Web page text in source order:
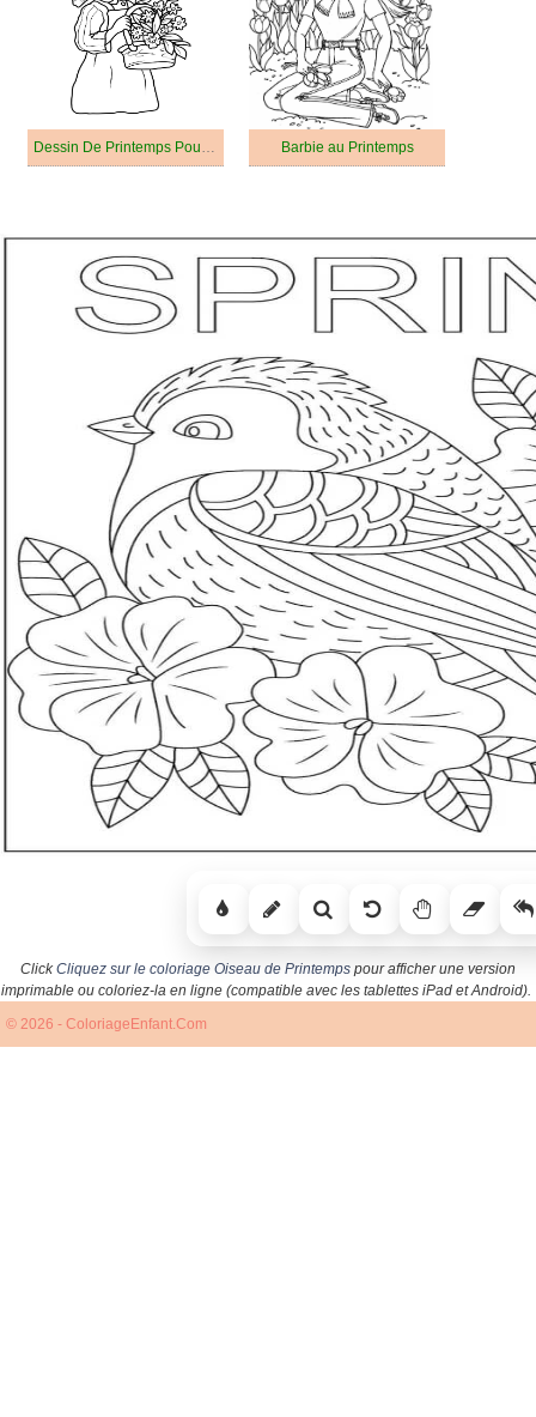
Dessin De Printemps Pour Enfant Barbie au Printemps
ClickCliquez sur le coloriage Oiseau de Printemps pour afficher une version
imprimable ou coloriez-la en ligne (compatible avec les tablettes iPad et Android).
© 2026 - ColoriageEnfant.Com